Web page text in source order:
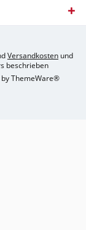
Versandkosten und
beschrieben
ThemeWare®